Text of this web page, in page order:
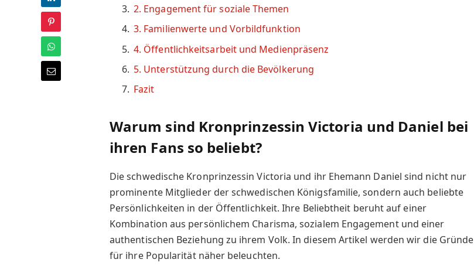
2. Engagement für soziale Themen
3. Familienwerte und Vorbildfunktion
4. Öffentlichkeitsarbeit und Medienpräsenz
5. Unterstützung durch die Bevölkerung
Fazit
Warum sind Kronprinzessin Victoria und Daniel bei
ihren Fans so beliebt?
Die schwedische Kronprinzessin Victoria und ihr Ehemann Daniel sind nicht nur
prominente Mitglieder der schwedischen Königsfamilie, sondern auch beliebte
Persönlichkeiten in der Öffentlichkeit. Ihre Beliebtheit beruht auf einer
Kombination aus persönlichem Charisma, sozialem Engagement und einer
authentischen Beziehung zu ihrem Volk. In diesem Artikel werden wir die Gründe
für ihre Popularität näher beleuchten.